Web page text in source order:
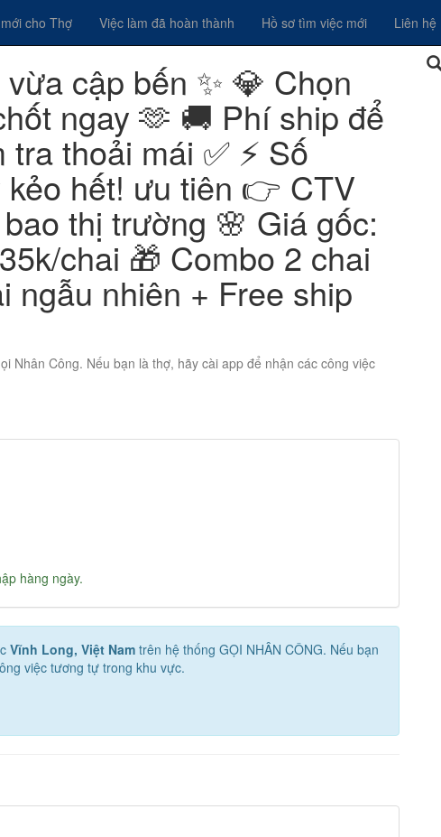
cho Thợ Việc làm đã hoàn thành Hồ sơ tìm việc mới Liên hệ
cập bến ✨ 💎 Chọn
ngay 🫶 🚚 Phí ship để
thoải mái ✅ ⚡ Số
hết! ưu tiên 👉 CTV
thị trường 🌸 Giá gốc:
chai 🎁 Combo 2 chai
ngẫu nhiên + Free ship
Nhân Công. Nếu bạn là thợ, hãy cài app để nhận các công việc
hàng ngày.
Vĩnh Long, Việt Nam trên hệ thống GỌI NHÂN CÔNG. Nếu bạn
việc tương tự trong khu vực.